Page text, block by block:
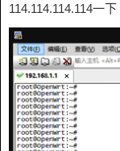
114.114.114.114一下